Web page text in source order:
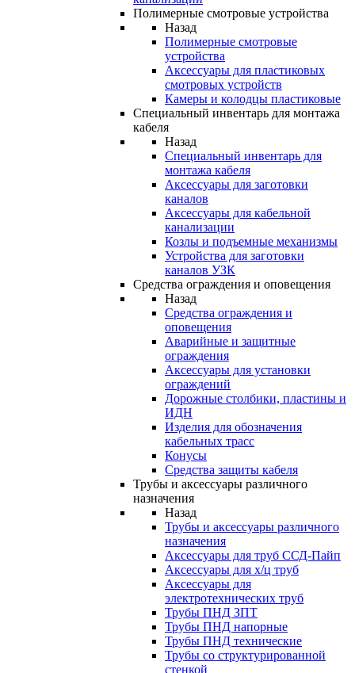
Полимерные смотровые устройства
Назад
Полимерные смотровые
устройства
Аксессуары для пластиковых
смотровых устройств
Камеры и колодцы пластиковые
Специальный инвентарь для монтажа
кабеля
Назад
Специальный инвентарь для
монтажа кабеля
Аксессуары для заготовки
каналов
Аксессуары для кабельной
канализации
Козлы и подъемные механизмы
Устройства для заготовки
каналов УЗК
Средства ограждения и оповещения
Назад
Средства ограждения и
оповещения
Аварийные и защитные
ограждения
Аксессуары для установки
ограждений
Дорожные столбики, пластины и
ИДН
Изделия для обозначения
кабельных трасс
Конусы
Средства защиты кабеля
Трубы и аксессуары различного
назначения
Назад
Трубы и аксессуары различного
назначения
Аксессуары для труб ССД-Пайп
Аксессуары для х/ц труб
Аксессуары для
электротехнических труб
Трубы ПНД ЗПТ
Трубы ПНД напорные
Трубы ПНД технические
Трубы со структурированной
стенкой